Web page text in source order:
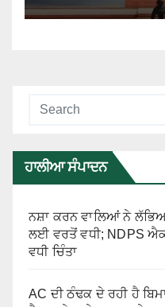
ਹਾਲੀਆ ਸੰਪਾਦਨ
ਨਸ਼ਾ ਕਰਨ ਵਾਲਿਆਂ ਨੇ
ਲਈ ਵਰਤੋਂ ਵਧੀ; NDPS
ਵਧੀ ਚਿੰਤਾ
AC ਦੀ ਠੰਢਕ ਦੇ ਰਹੀ ਹੈ